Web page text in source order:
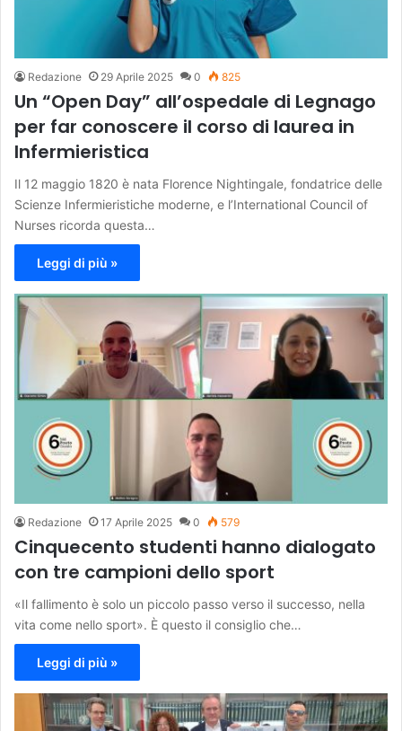
Redazione 29 Aprile 2025 0 825
Un “Open Day” all’ospedale di Legnago
per far conoscere il corso di laurea in
Infermieristica
Il 12 maggio 1820 è nata Florence Nightingale, fondatrice delle
Scienze Infermieristiche moderne, e l’International Council of
Nurses ricorda questa…
Leggi di più »
Redazione 17 Aprile 2025 0 579
Cinquecento studenti hanno dialogato
con tre campioni dello sport
«Il fallimento è solo un piccolo passo verso il successo, nella
vita come nello sport». È questo il consiglio che…
Leggi di più »